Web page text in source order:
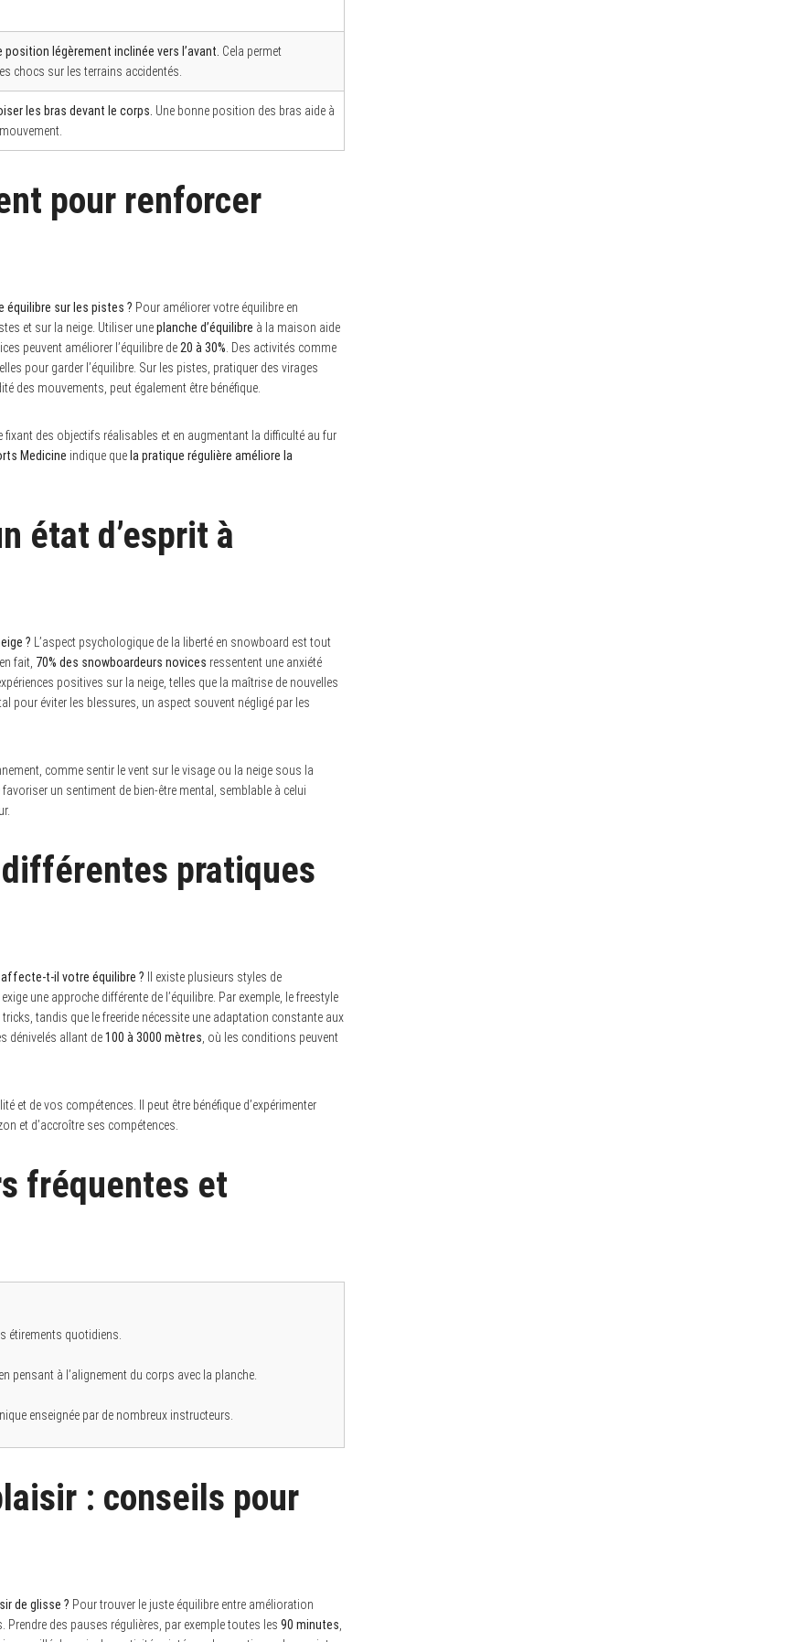
position légèrement inclinée vers l’avant. Cela permet
chocs sur les terrains accidentés.
les bras devant le corps. Une bonne position des bras aide à
pour renforcer
sur les pistes ? Pour améliorer votre équilibre en
et sur la neige. Utiliser uneplanche d’équilibre à la maison aide
peuvent améliorer l’équilibre de 20 à 30% . Des activités comme
pour garder l’équilibre. Sur les pistes, pratiquer des virages
des mouvements, peut également être bénéfique.
des objectifs réalisables et en augmentant la difficulté au fur
Medicine indique que la pratique régulière améliore la
état d’esprit à
? L’aspect psychologique de la liberté en snowboard est tout
fait, 70% des snowboardeurs novices ressentent une anxiété
positives sur la neige, telles que la maîtrise de nouvelles
pour éviter les blessures, un aspect souvent négligé par les
comme sentir le vent sur le visage ou la neige sous la
un sentiment de bien-être mental, semblable à celui
pratiques
t-il votre équilibre ? Il existe plusieurs styles de
exige une approche différente de l’équilibre. Par exemple, le freestyle
tandis que le freeride nécessite une adaptation constante aux
dénivelés allant de100 à 3000 mètres , où les conditions peuvent
et de vos compétences. Il peut être bénéfique d’expérimenter
et d’accroître ses compétences.
fréquentes et
étirements quotidiens.
pensant à l’alignement du corps avec la planche.
enseignée par de nombreux instructeurs.
: conseils pour
de glisse ? Pour trouver le juste équilibre entre amélioration
des pauses régulières, par exemple toutes les 90 minutes